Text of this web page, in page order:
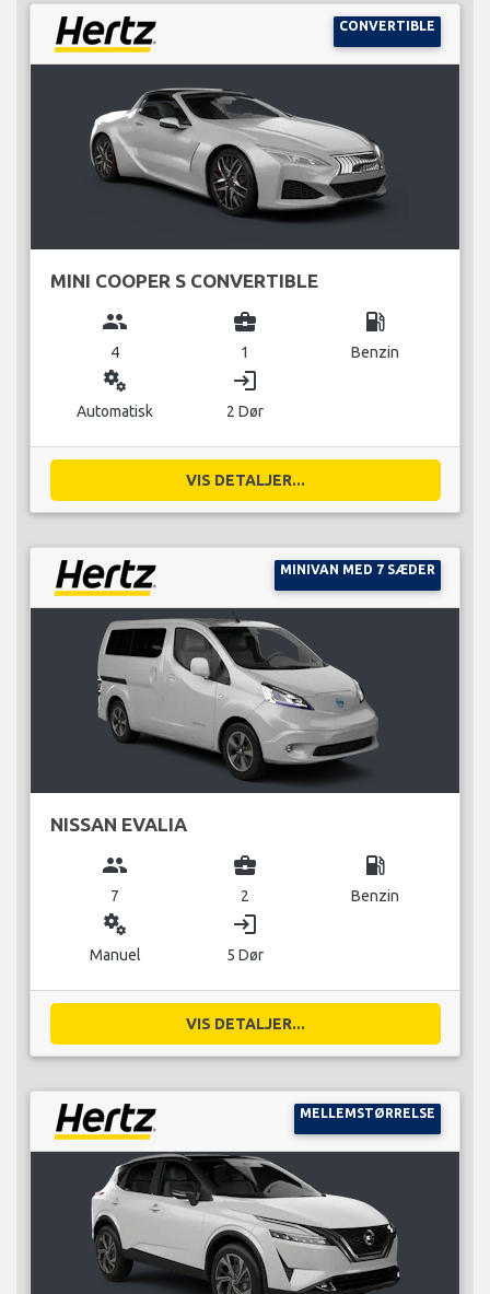
CONVERTIBLE
MINI COOPER S CONVERTIBLE
group
4
business_center
1
local_gas_station
Benzin
miscellaneous_services
Automatisk
login
2 Dør
VIS DETALJER...
MINIVAN MED 7 SÆDER
NISSAN EVALIA
group
7
business_center
2
local_gas_station
Benzin
miscellaneous_services
Manuel
login
5 Dør
VIS DETALJER...
MELLEMSTØRRELSE